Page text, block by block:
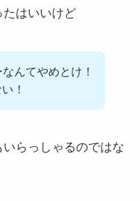
はいいけど
んてやめとけ！
！
らっしゃるのではな